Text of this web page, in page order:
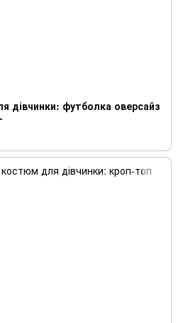
дівчинки: футболка оверсайз